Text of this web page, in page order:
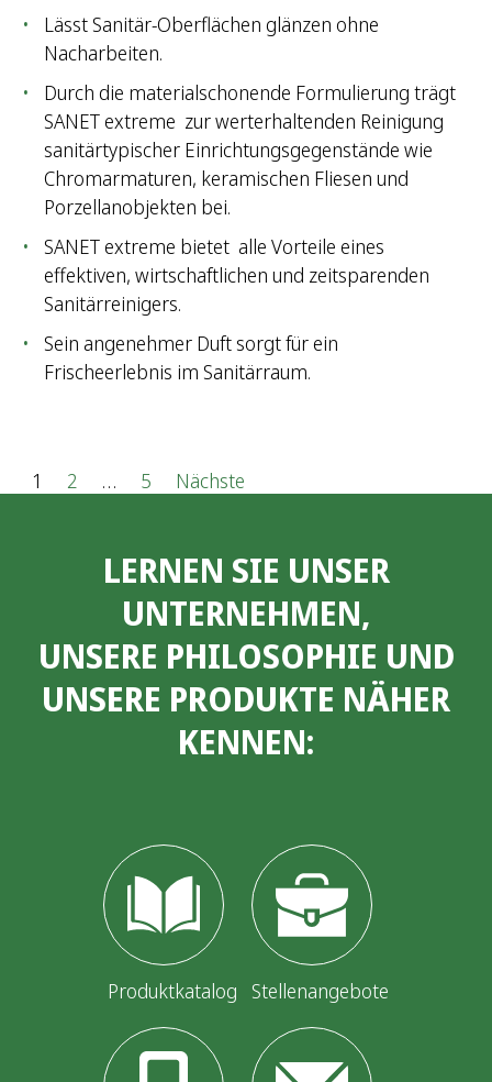
Lässt Sanitär-Oberflächen glänzen ohne
Nacharbeiten.
Durch die materialschonende Formulierung trägt
SANET extreme zur werterhaltenden Reinigung
sanitärtypischer Einrichtungsgegenstände wie
Chromarmaturen, keramischen Fliesen und
Porzellanobjekten bei.
SANET extreme bietet alle Vorteile eines
effektiven, wirtschaftlichen und zeitsparenden
Sanitärreinigers.
Sein angenehmer Duft sorgt für ein
Frischeerlebnis im Sanitärraum.
S1 2 … 5 Nächste
LERNEN SIE UNSER
UNTERNEHMEN,
UNSERE PHILOSOPHIE UND
UNSERE PRODUKTE NÄHER
KENNEN:
Produktkatalog Stellenangebote